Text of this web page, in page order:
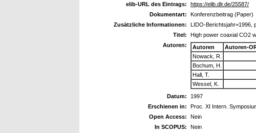
elib-URL des Eintrags:
https://elib.dlr.de/25587/
Dokumentart:
Konferenzbeitrag (Paper)
Zusätzliche Informationen:
LIDO-Berichtsjahr=1996,
Titel:
High power coaxial CO2
Autoren:
Autoren
Autoren-
Nowack, R.
Bochum, H.
Hall, T.
Wessel, K.
Datum:
1997
Erschienen in:
Proc. XI Intern.
Open Access:
Nein
In SCOPUS:
Nein